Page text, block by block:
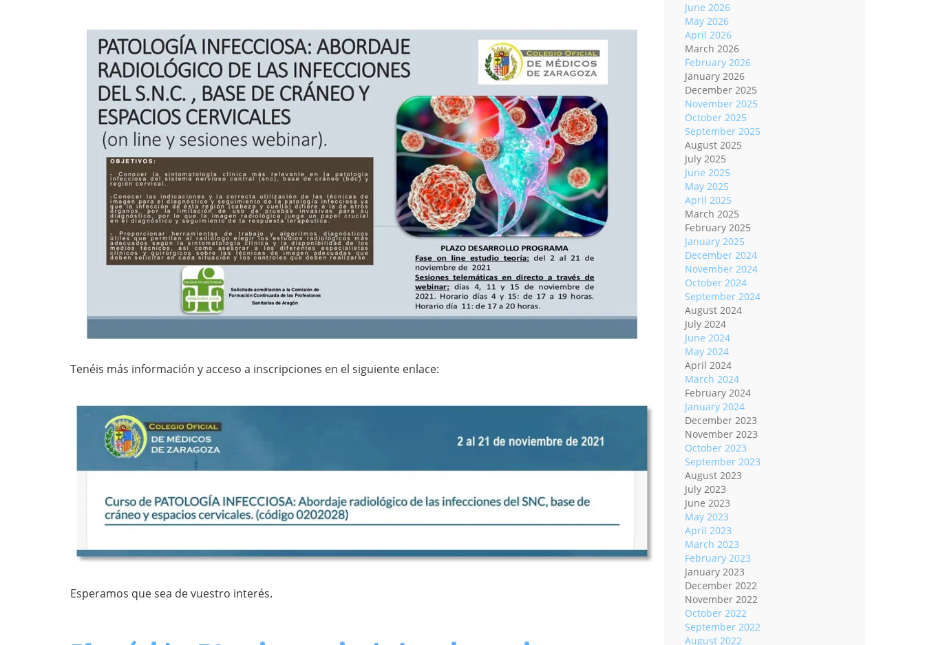
Tenéis más información y acceso a inscripciones en el siguiente enlace:
Esperamos que sea de vuestro interés.
June 2026
May 2026
April 2026
March 2026
February 2026
January 2026
December 2025
November 2025
October 2025
September 2025
August 2025
July 2025
June 2025
May 2025
April 2025
March 2025
February 2025
January 2025
December 2024
November 2024
October 2024
September 2024
August 2024
July 2024
June 2024
May 2024
April 2024
March 2024
February 2024
January 2024
December 2023
November 2023
October 2023
September 2023
August 2023
July 2023
June 2023
May 2023
April 2023
March 2023
February 2023
January 2023
December 2022
November 2022
October 2022
September 2022
August 2022